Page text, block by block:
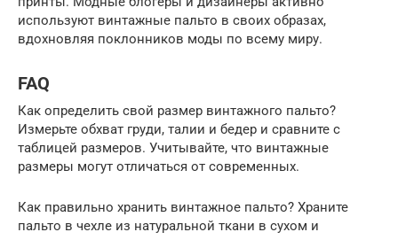
используют винтажные пальто в своих образах,
вдохновляя поклонников моды по всему миру.
FAQ
Как определить свой размер винтажного пальто?
Измерьте обхват груди, талии и бедер и сравните с
таблицей размеров. Учитывайте, что винтажные
размеры могут отличаться от современных.
Как правильно хранить винтажное пальто? Храните
пальто в чехле из натуральной ткани в сухом и